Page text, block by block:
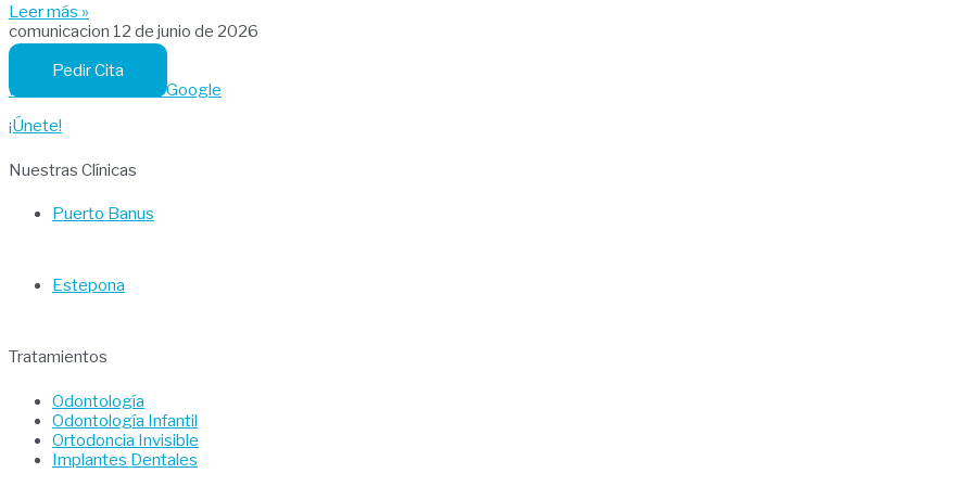
Leer más »
comunicacion 12 de junio de 2026
Pedir Cita
Facebook
Google
¡Únete!
Nuestras Clínicas
Puerto Banus
Estepona
Tratamientos
Odontología
Odontología Infantil
Ortodoncia Invisible
Implantes Dentales